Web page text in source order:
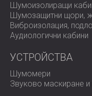
Решение
звукоизолация за
техническата
Шумоизолиращи
Шумозащитни щори,
Виброизолация,
Аудиологични кабини
УСТРОЙСТВА
Шумомери
Звуково маскиране